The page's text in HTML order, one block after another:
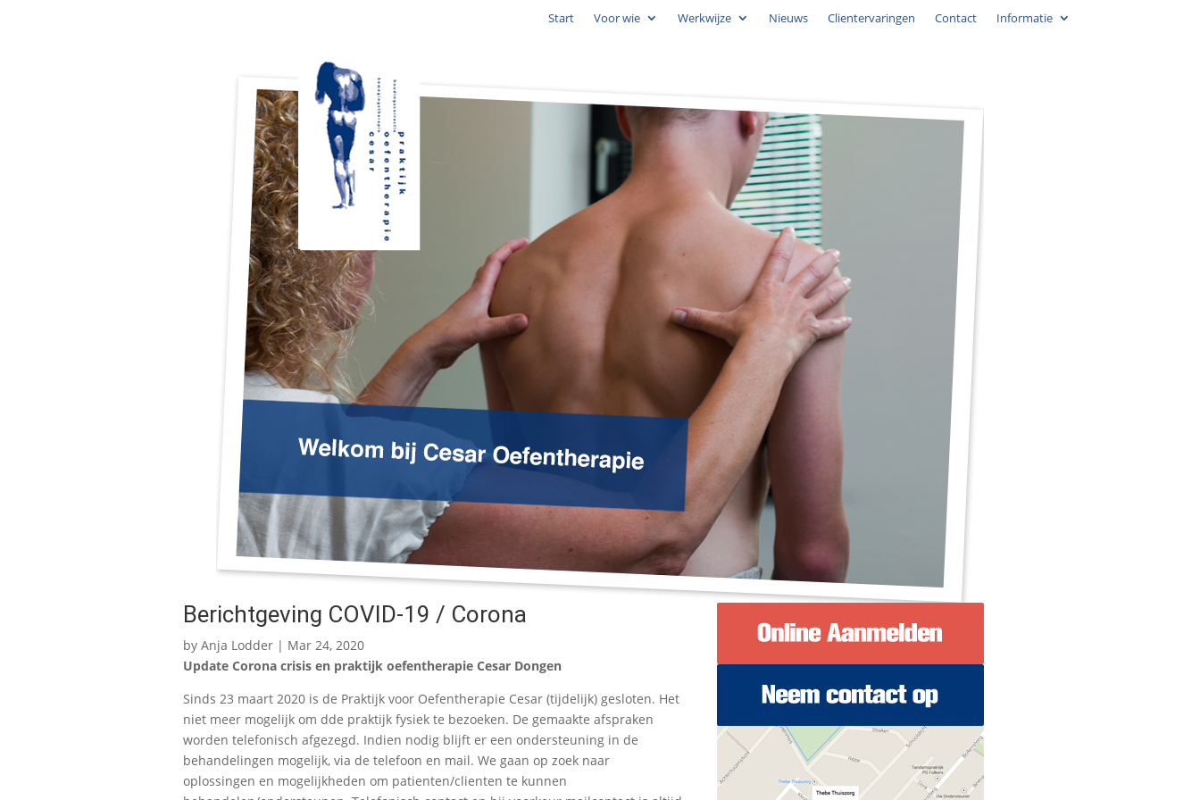
Start Voor wie Werkwijze Nieuws Clientervaringen Contact Informatie
Berichtgeving COVID-19 / Corona
by Anja Lodder | Mar 24, 2020
Update Corona crisis en praktijk oefentherapie Cesar Dongen
Sinds 23 maart 2020 is de Praktijk voor Oefentherapie Cesar (tijdelijk) gesloten. Het
niet meer mogelijk om dde praktijk fysiek te bezoeken. De gemaakte afspraken
worden telefonisch afgezegd. Indien nodig blijft er een ondersteuning in de
behandelingen mogelijk, via de telefoon en mail. We gaan op zoek naar
oplossingen en mogelijkheden om patienten/clienten te kunnen